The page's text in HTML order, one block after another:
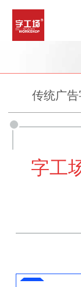
传统广
字工